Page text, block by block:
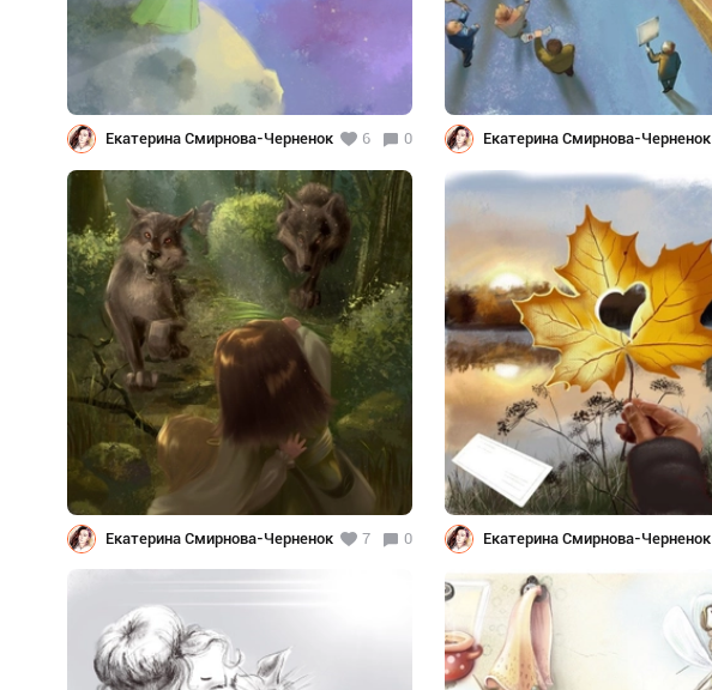
Екатерина Смирнова-Черненок 6 0 Екатерина Смирнова-Черненок
Екатерина Смирнова-Черненок 7 0 Екатерина Смирнова-Черненок